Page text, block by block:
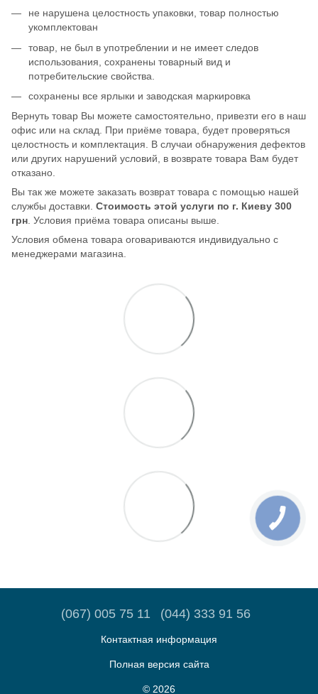
не нарушена целостность упаковки, товар полностью
укомплектован
товар, не был в употреблении и не имеет следов
использования, сохранены товарный вид и
потребительские свойства.
сохранены все ярлыки и заводская маркировка
Вернуть товар Вы можете самостоятельно, привезти его в наш
офис или на склад. При приёме товара, будет проверяться
целостность и комплектация. В случаи обнаружения дефектов
или других нарушений условий, в возврате товара Вам будет
отказано.
Вы так же можете заказать возврат товара с помощью нашей
службы доставки. Стоимость этой услуги по г. Киеву 300
грн. Условия приёма товара описаны выше.
Условия обмена товара оговариваются индивидуально с
менеджерами магазина.
(067) 005 75 11 (044) 333 91 56
Контактная информация
Полная версия сайта
© 2026